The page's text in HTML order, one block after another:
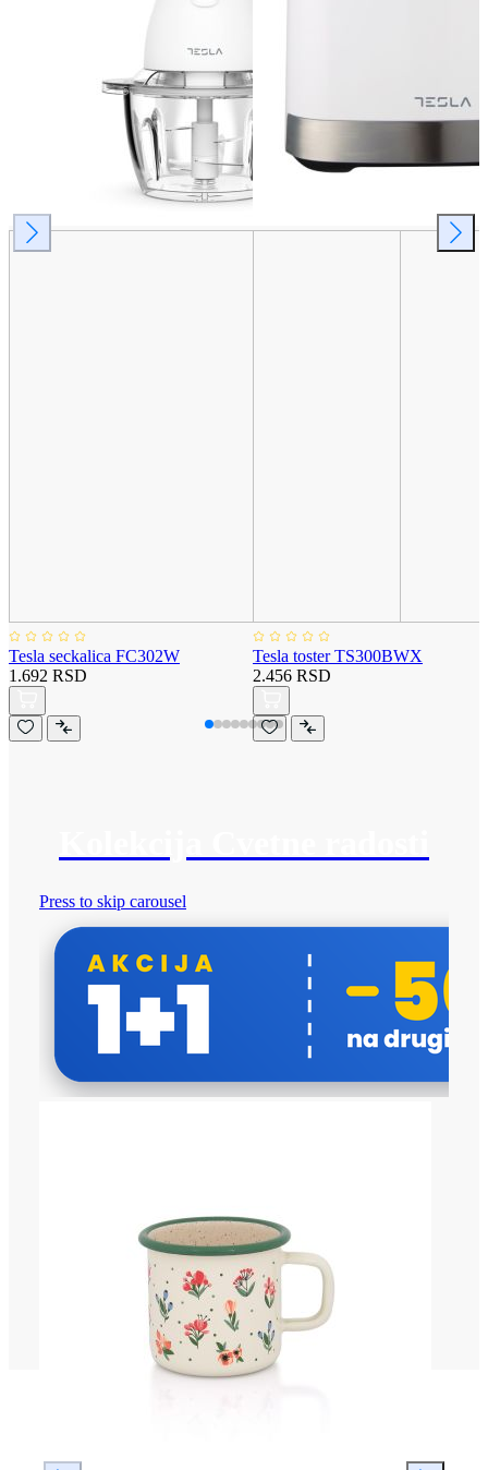
Tesla seckalica FC302W
1.692 RSD
Tesla toster TS300BWX
2.456 RSD
Press to skip carousel